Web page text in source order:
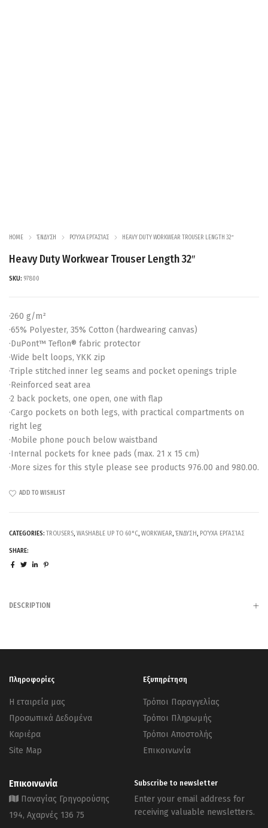
HOME ΈΝΔΥΣΗ ΡΟΎΧΑ ΕΡΓΑΣΊΑΣ HEAVY DUTY WORKWEAR TROUSER LENGTH 32″
Heavy Duty Workwear Trouser Length 32″
SKU: 97800
·260 g/m²
·65% Polyester, 35% Cotton (hardwearing canvas)
·DuPont™ Teflon® fabric protector
·Wide belt loops, YKK zip
·Triple stitched inner leg seams and pocket openings triple
·Reinforced seat area
·2 back pockets, one open, one with flap
·Cargo pockets on both legs, with practical compartments on
right leg
·Mobile phone pouch below waistband
·Internal pockets for knee pads (max. 21 x 15 cm)
·More sizes for this style please see products 976.00 and 980.00.
ADD TO WISHLIST
CATEGORIES: TROUSERS, WASHABLE UP TO 60°C, WORKWEAR, ΈΝΔΥΣΗ, ΡΟΎΧΑ ΕΡΓΑΣΊΑΣ
SHARE:
DESCRIPTION
Πληροφορίες
Η εταιρεία μας
Προσωπικά Δεδομένα
Καριέρα
Site Map
Εξυπηρέτηση
Τρόποι Παραγγελίας
Τρόποι Πληρωμής
Τρόποι Αποστολής
Επικοινωνία
Επικοινωνία
Παναγίας Γρηγορούσης
194, Αχαρνές 136 75
Subscribe to newsletter
Enter your email address for
receiving valuable newsletters.